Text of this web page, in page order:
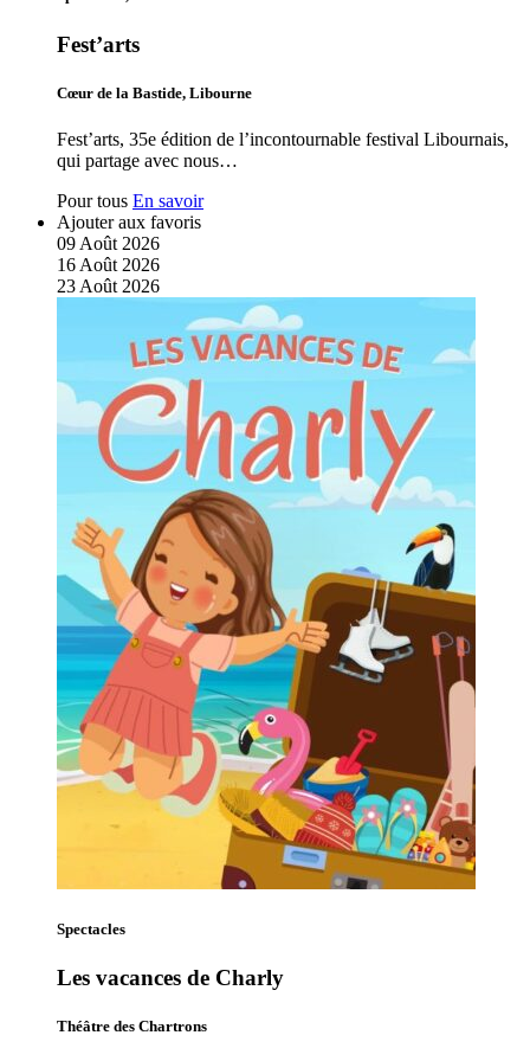
Fest’arts
Cœur de la Bastide, Libourne
Fest’arts, 35e édition de l’incontournable festival Libournais,
qui partage avec nous…
Pour tous En savoir
Ajouter aux favoris
09 Août 2026
16 Août 2026
23 Août 2026
Spectacles
Les vacances de Charly
Théâtre des Chartrons